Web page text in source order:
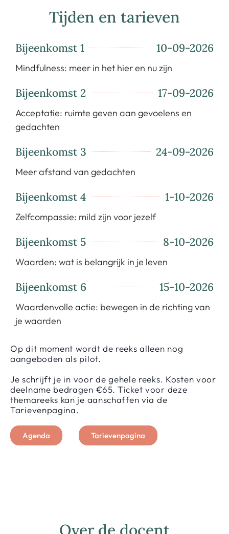
Tijden en tarieven
Bijeenkomst 1 10-09-2026
Mindfulness: meer in het hier en nu zijn
Bijeenkomst 2 17-09-2026
Acceptatie: ruimte geven aan gevoelens en
gedachten
Bijeenkomst 3 24-09-2026
Meer afstand van gedachten
Bijeenkomst 4 1-10-2026
Zelfcompassie: mild zijn voor jezelf
Bijeenkomst 5 8-10-2026
Waarden: wat is belangrijk in je leven
Bijeenkomst 6 15-10-2026
Waardenvolle actie: bewegen in de richting van
je waarden
Op dit moment wordt de reeks alleen nog
aangeboden als pilot.
Je schrijft je in voor de gehele reeks. Kosten voor
deelname bedragen €65. Ticket voor deze
themareeks kan je aanschaffen via de
Tarievenpagina.
Agenda Tarievenpagina
Over de docent